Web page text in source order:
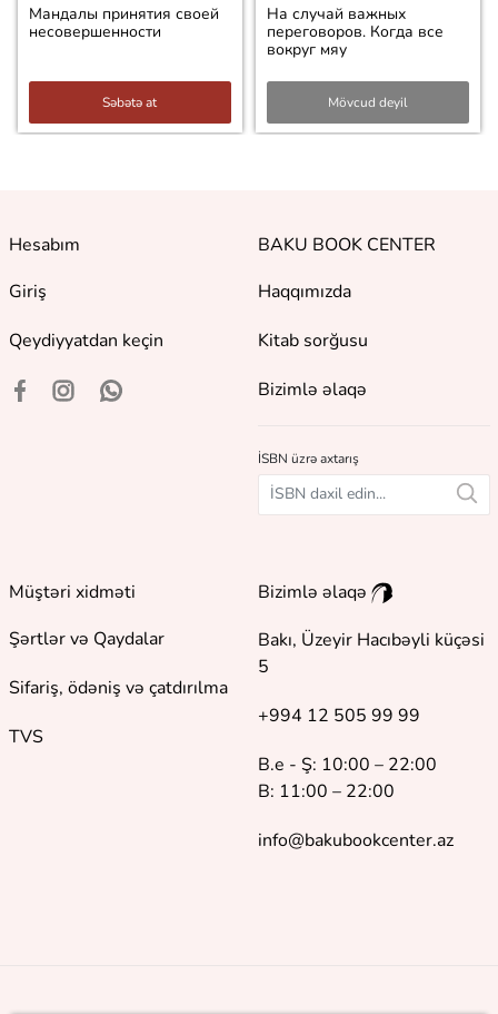
Мандалы принятия своей
несовершенности
Səbətə at
На случай важных
переговоров. Когда все
вокруг мяу
Mövcud deyil
Hesabım
Giriş
Qeydiyyatdan keçin
BAKU BOOK CENTER
Haqqımızda
Kitab sorğusu
Bizimlə əlaqə
İSBN üzrə axtarış
Müştəri xidməti
Şərtlər və Qaydalar
Sifariş, ödəniş və çatdırılma
TVS
Bizimlə əlaqə
Bakı, Üzeyir Hacıbəyli küçəsi
5
+994 12 505 99 99
B.e - Ş: 10:00 – 22:00
B: 11:00 – 22:00
info@bakubookcenter.az